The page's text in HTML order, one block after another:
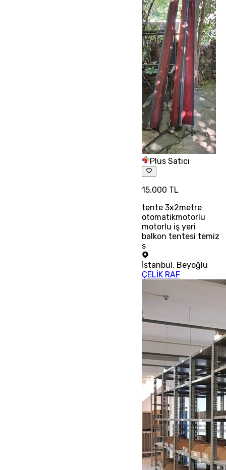
Plus Satıcı
15.000 TL
tente 3x2metre
otomatikmotorlu
motorlu iş yeri
balkon tentesi temiz
s
İstanbul, Beyoğlu
ÇELİK RAF